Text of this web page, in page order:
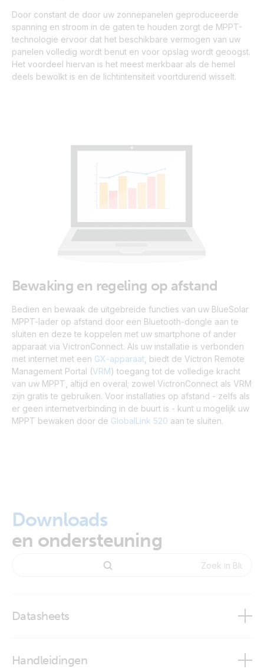
Door constant de door uw zonnepanelen geproduceerde
spanning en stroom in de gaten te houden zorgt de MPPT-
technologie ervoor dat het beschikbare vermogen van uw
panelen volledig wordt benut en voor opslag wordt geoogst.
Het voordeel hiervan is het meest merkbaar als de hemel
deels bewolkt is en de lichtintensiteit voortdurend wisselt.
Bewaking en regeling op afstand
Bedien en bewaak de uitgebreide functies van uw BlueSolar
MPPT-lader op afstand door een Bluetooth-dongle aan te
sluiten en deze te koppelen met uw smartphone of ander
apparaat via VictronConnect. Als uw installatie is verbonden
met internet met een GX-apparaat , biedt de Victron Remote
Management Portal (VRM) toegang tot de volledige kracht
van uw MPPT, altijd en overal; zowel VictronConnect als VRM
zijn gratis te gebruiken. Voor installaties op afstand - zelfs als
er geen internetverbinding in de buurt is - kunt u mogelijk uw
MPPT bewaken door de GlobalLink 520 aan te sluiten.
Downloads
en ondersteuning
Datasheets
Overview
Handleidingen